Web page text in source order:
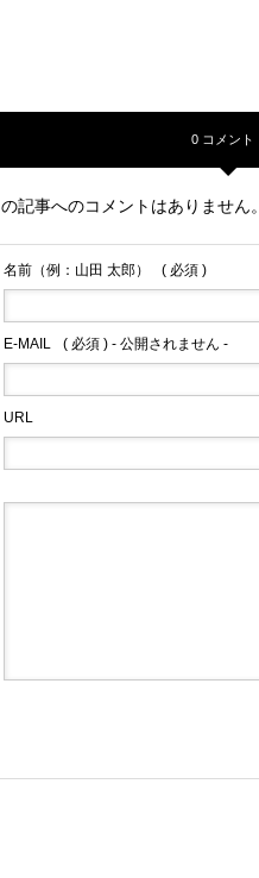
0 コメント
記事へのコメントはありません。
名前（例：山田 太郎） ( 必須 )
E-MAIL ( 必須 ) - 公開されません -
URL